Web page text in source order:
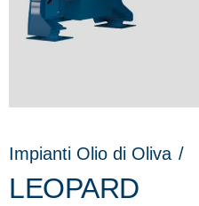
Impianti Olio di Oliva /
LEOPARD